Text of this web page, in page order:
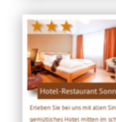
★★★
Hotel-Restaurant
Erleben Sie bei uns mit allen
gemütliches Hotel mitten im